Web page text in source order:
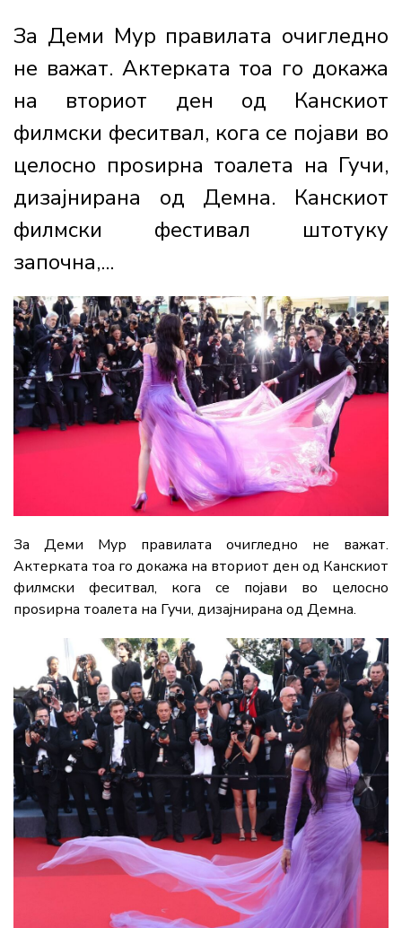
За Деми Мур правилата очигледно
не важат. Актерката тоа го докажа
на вториот ден од Канскиот
филмски феситвал, кога се појави во
целосно проѕирна тоалета на Гучи,
дизајнирана од Демна. Канскиот
филмски фестивал штотуку
започна,...
За Деми Мур правилата очигледно не важат.
Актерката тоа го докажа на вториот ден од Канскиот
филмски феситвал, кога се појави во целосно
проѕирна тоалета на Гучи, дизајнирана од Демна.